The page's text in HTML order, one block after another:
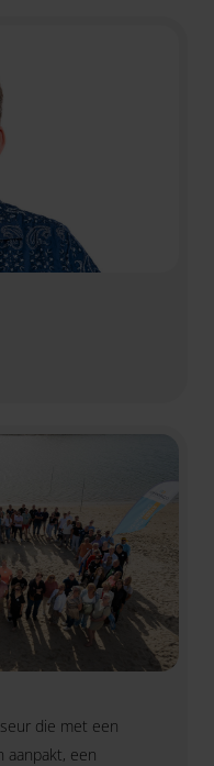
die met een
aanpakt, een